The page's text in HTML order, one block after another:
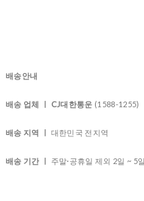
배송안내
배송 업체 ㅣ CJ대한통운 (1588-1255)
배송 지역 ㅣ 대한민국 전지역
배송 기간 ㅣ 주말·공휴일 제외 2일 ~ 5일